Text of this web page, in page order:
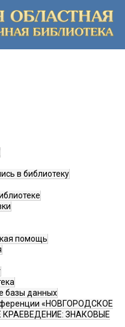
в библиотеку
помощь
базы данных
«НОВГОРОДСКОЕ
КРАЕВЕДЕНИЕ: ЗНАКОВЫЕ